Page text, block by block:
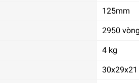
125mm
2950
4 kg
30x29x21